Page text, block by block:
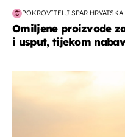
POKROVITELJ SPAR HRVATSKA
Omiljene proizvode
i usput, tijekom